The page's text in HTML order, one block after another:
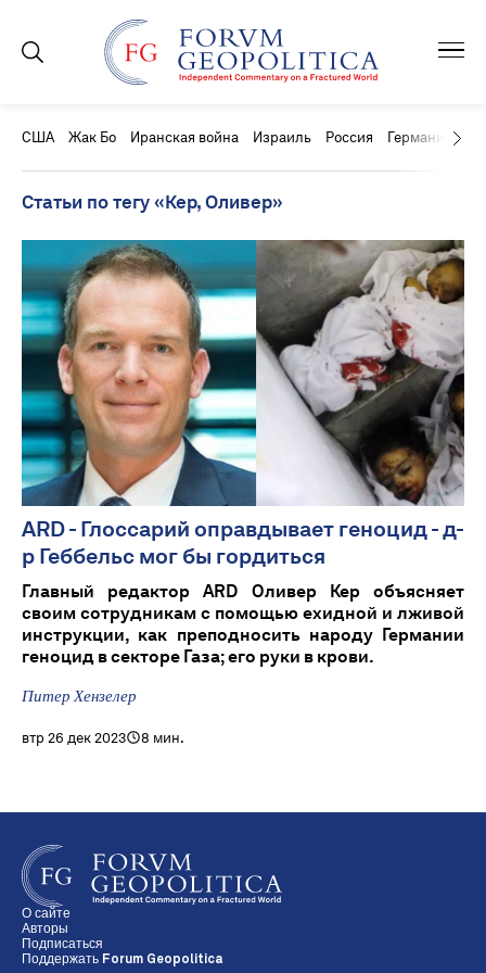
США Жак Бо Иранская война Израиль Россия Германия
Статьи по тегу «Кер, Оливер»
ARD - Глоссарий оправдывает геноцид - д-
р Геббельс мог бы гордиться
Главный редактор ARD Оливер Кер объясняет
своим сотрудникам с помощью ехидной и лживой
инструкции, как преподносить народу Германии
геноцид в секторе Газа; его руки в крови.
Питер Хензелер
втр 26 дек 2023 8 мин.
О сайте
Авторы
Подписаться
Поддержать Forum Geopolitica